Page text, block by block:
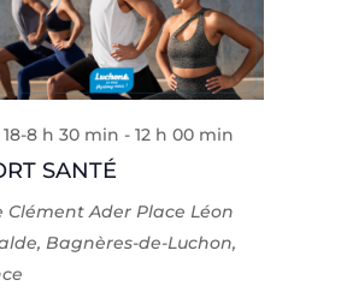
SANTÉ
8 h 30 min -12 h 00 min
Clément AderPlace Léon
Bagnères-de-Luchon,